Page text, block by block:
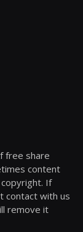
free share
content
If
contact with us
remove it